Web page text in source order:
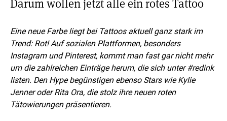
Eine neue Farbe liegt bei Tattoos aktuell ganz stark im
Trend: Rot! Auf sozialen Plattformen, besonders
Instagram und Pinterest, kommt man fast gar nicht mehr
um die zahlreichen Einträge herum, die sich unter #redink
listen. Den Hype begünstigen ebenso Stars wie Kylie
Jenner oder Rita Ora, die stolz ihre neuen roten
Tätowierungen präsentieren.